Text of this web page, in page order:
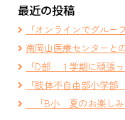
最近の投稿
「オンラインでグルー
南岡山医療センターと
「D部 １学期に頑張
「肢体不自由部小学部
「B小 夏のお楽しみ